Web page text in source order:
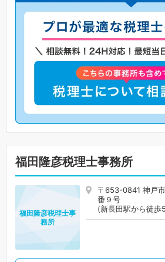
福田隆彦税理士事務所
〒653-0841 神戸
番９号
(新長田駅から徒歩
福田隆彦税理士事
務所